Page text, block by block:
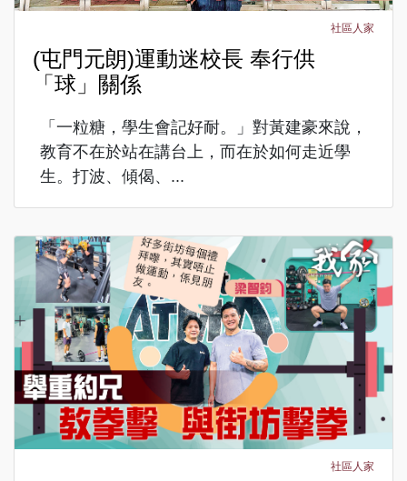
社區人家
(屯門元朗)運動迷校長 奉行供
「球」關係
「一粒糖，學生會記好耐。」對黃建豪來說，
教育不在於站在講台上，而在於如何走近學
生。打波、傾偈、...
社區人家